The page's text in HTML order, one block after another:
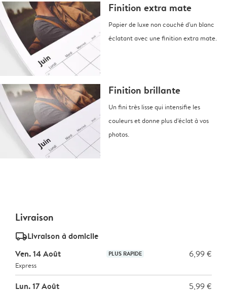
Finition extra mate
Papier de luxe non couché d'un blanc
éclatant avec une finition extra mate.
Finition brillante
Un fini très lisse qui intensifie les
couleurs et donne plus d'éclat à vos
photos.
Livraison
delivery_standard_v2Livraison à domicile
Ven. 14 Août
PLUS RAPIDE 6,99 €
Express
Lun. 17 Août 5,99 €